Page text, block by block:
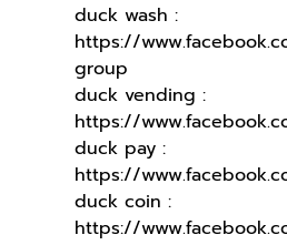
duck wash :
https://
group
duck vending :
https://
duck pay :
https://
duck coin :
https://